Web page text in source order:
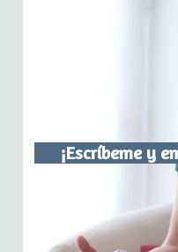
¡Escríbeme y